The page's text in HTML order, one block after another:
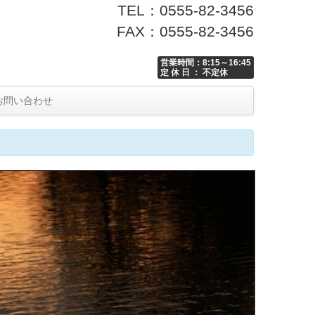
TEL：0555-82-3456
FAX：0555-82-3456
営業時間：8:15～16:45
定 休 日 ： 不定休
い合わせ